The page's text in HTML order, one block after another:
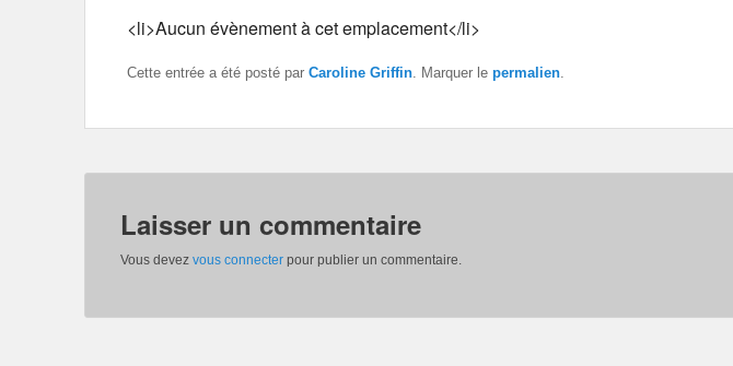
<li>Aucun évènement à cet emplacement</li>
Cette entrée a été posté par Caroline Griffin. Marquer le permalien.
Laisser un commentaire
Vous devez vous connecter pour publier un commentaire.